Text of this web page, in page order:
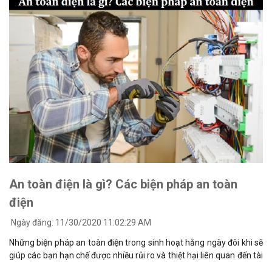
An toàn điện là gì? Các biện pháp an toàn
điện
Ngày đăng: 11/30/2020 11:02:29 AM
Những biện pháp an toàn điện trong sinh hoạt hằng ngày đôi khi sẽ
giúp các bạn hạn chế được nhiều rủi ro và thiệt hại liên quan đến tài